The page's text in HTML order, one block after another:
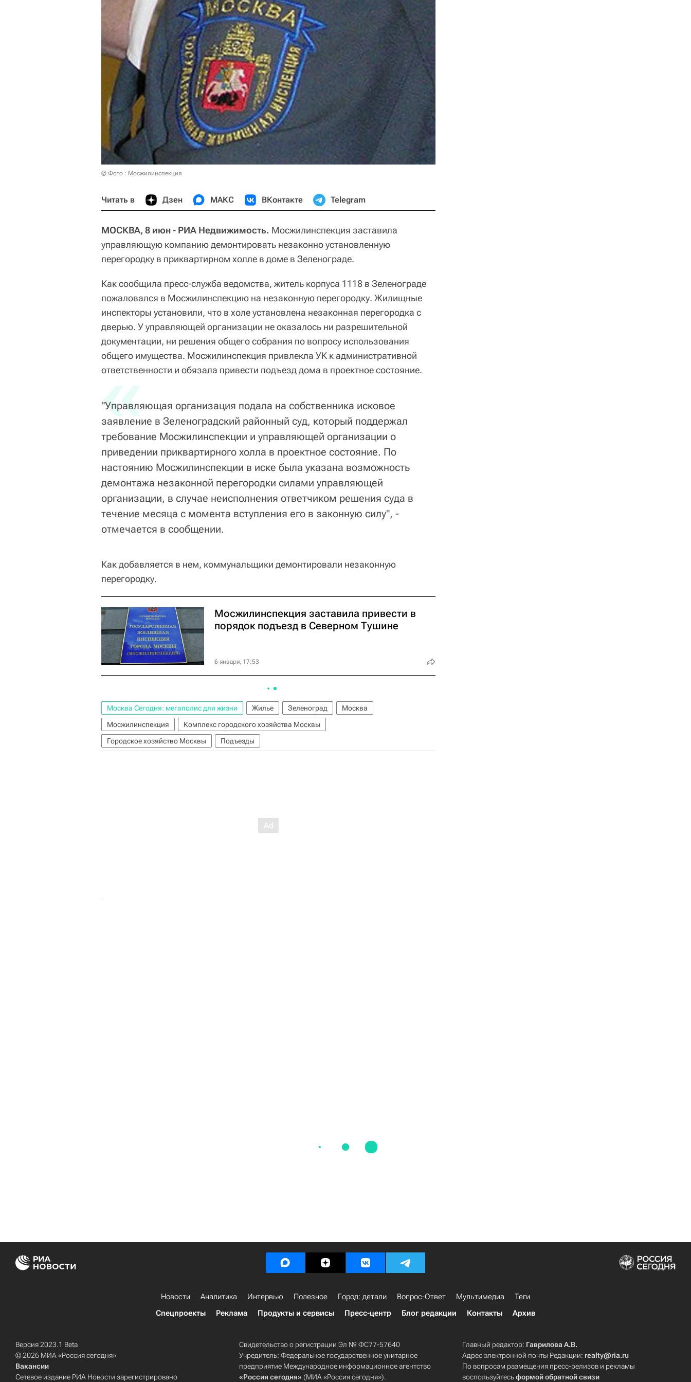
© Фото : Мосжилинспекция
Читать в Дзен МАКС ВКонтакте Telegram
МОСКВА, 8 июн - РИА Недвижимость. Мосжилинспекция заставила
управляющую компанию демонтировать незаконно установленную
перегородку в приквартирном холле в доме в Зеленограде.
Как сообщила пресс-служба ведомства, житель корпуса 1118 в Зеленограде
пожаловался в Мосжилинспекцию на незаконную перегородку. Жилищные
инспекторы установили, что в холе установлена незаконная перегородка с
дверью. У управляющей организации не оказалось ни разрешительной
документации, ни решения общего собрания по вопросу использования
общего имущества. Мосжилинспекция привлекла УК к административной
ответственности и обязала привести подъезд дома в проектное состояние.
«
"Управляющая организация подала на собственника исковое
заявление в Зеленоградский районный суд, который поддержал
требование Мосжилинспекции и управляющей организации о
приведении приквартирного холла в проектное состояние. По
настоянию Мосжилинспекции в иске была указана возможность
демонтажа незаконной перегородки силами управляющей
организации, в случае неисполнения ответчиком решения суда в
течение месяца с момента вступления его в законную силу", -
отмечается в сообщении.
Как добавляется в нем, коммунальщики демонтировали незаконную
перегородку.
Мосжилинспекция заставила привести в
порядок подъезд в Северном Тушине
6 января, 17:53
Москва Сегодня: мегаполис для жизни Жилье Зеленоград
Москва
Мосжилинспекция
Комплекс городского хозяйства Москвы
Городское хозяйство Москвы
Подъезды
Новости Аналитика Интервью Полезное Город: детали Вопрос-Ответ Мультимедиа
Теги
Спецпроекты
Реклама Продукты и сервисы Пресс-центр Блог редакции Контакты Архив
Версия 2023.1 Beta
© 2026 МИА «Россия сегодня»
Вакансии
Сетевое издание РИА Новости зарегистрировано
Свидетельство о регистрации Эл № ФС77-57640
Учредитель: Федеральное государственное унитарное
предприятие Международное информационное агентство
«Россия сегодня» (МИА «Россия сегодня»).
Главный редактор: Гаврилова А.В.
Адрес электронной почты Редакции: realty@ria.ru
По вопросам размещения пресс-релизов и рекламы
воспользуйтесьформой обратной связи